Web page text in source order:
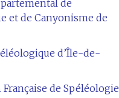
de
et de Canyonisme de
d’Île-de-
de Spéléologie